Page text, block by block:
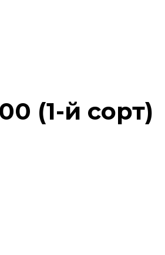
(1-й сорт)